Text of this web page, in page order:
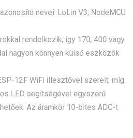
nevei: LoLin V3; NodeMCU
rendelkezik, így 170, 400 vagy
nagyon könnyen külső eszközök
12F WiFi illesztővel szerelt, míg
LED segítségével egyszerű
Az áramkör 10-bites ADC-t